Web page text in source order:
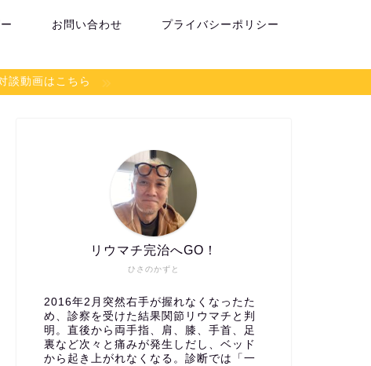
お問い合わせ プライバシーポリシー
談動画はこちら
ひさのかずと
リウマチ完治へGO！
2016年2月突然右手が握れなくなったた
め、診察を受けた結果関節リウマチと判
明。直後から両手指、肩、膝、手首、足
裏など次々と痛みが発生しだし、ベッド
から起き上がれなくなる。診断では「一